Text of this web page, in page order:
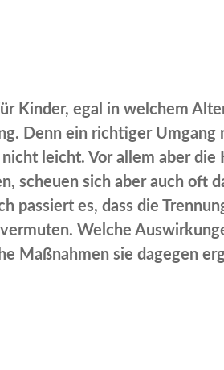
Kinder, egal in welchem
Denn ein richtiger Umgang
leicht. Vor allem aber die
scheuen sich aber auch oft
passiert es, dass die
Welche
Maßnahmen sie dagegen